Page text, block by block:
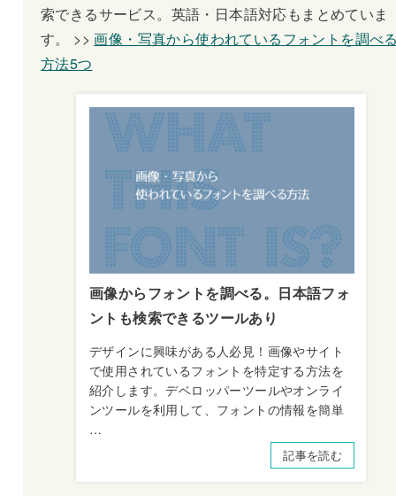
索できるサービス。英語・日本語対応もまとめていま
す。 >>画像・写真から使われているフォントを調べ
方法5つ
画像からフォントを調べる。日本語フォ
ントも検索できるツールあり
デザインに興味がある人必見！画像やサイト
で使用されているフォントを特定する方法を
紹介します。デベロッパーツールやオンライ
ンツールを利用して、フォントの情報を簡単
…
記事を読む